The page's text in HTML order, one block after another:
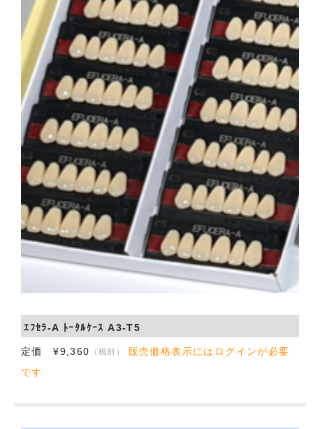
会社概要
お問い合わせ
ｴﾌｾﾗ-A ﾄｰﾀﾙｹｰｽ A3-T5
定価 ¥9,360 （税別）
販売価格表示にはログインが必要
です